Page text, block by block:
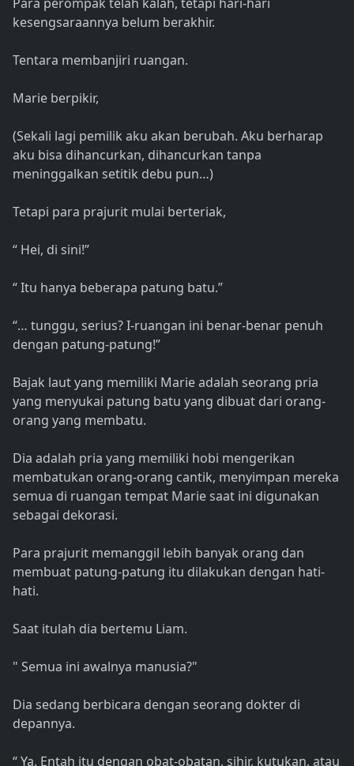
kesengsaraannya belum berakhir.
Tentara membanjiri ruangan.
Marie berpikir,
(Sekali lagi pemilik aku akan berubah. Aku berharap
aku bisa dihancurkan, dihancurkan tanpa
meninggalkan setitik debu pun…)
Tetapi para prajurit mulai berteriak,
“ Hei, di sini!”
“ Itu hanya beberapa patung batu.”
“… tunggu, serius? I-ruangan ini benar-benar penuh
dengan patung-patung!”
Bajak laut yang memiliki Marie adalah seorang pria
yang menyukai patung batu yang dibuat dari orang-
orang yang membatu.
Dia adalah pria yang memiliki hobi mengerikan
membatukan orang-orang cantik, menyimpan mereka
semua di ruangan tempat Marie saat ini digunakan
sebagai dekorasi.
Para prajurit memanggil lebih banyak orang dan
membuat patung-patung itu dilakukan dengan hati-
hati.
Saat itulah dia bertemu Liam.
" Semua ini awalnya manusia?"
Dia sedang berbicara dengan seorang dokter di
depannya.
“ Ya. Entah itu dengan obat-obatan, sihir, kutukan, atau